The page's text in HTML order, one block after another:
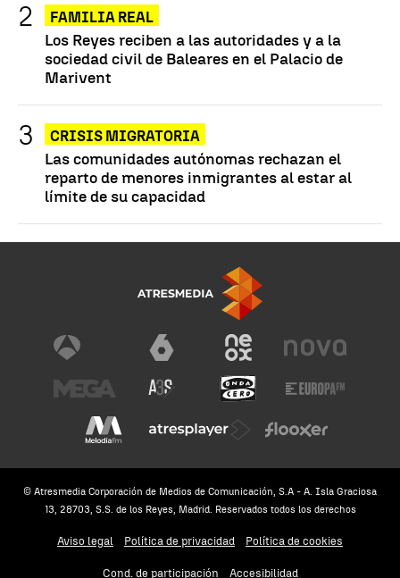
FAMILIA REAL
Los Reyes reciben a las autoridades y a la
sociedad civil de Baleares en el Palacio de
Marivent
CRISIS MIGRATORIA
Las comunidades autónomas rechazan el
reparto de menores inmigrantes al estar al
límite de su capacidad
© Atresmedia Corporación de Medios de Comunicación, S.A - A. Isla Graciosa
13, 28703, S.S. de los Reyes, Madrid. Reservados todos los derechos
Aviso legal Política de privacidad Política de cookies
Cond. de participación Accesibilidad